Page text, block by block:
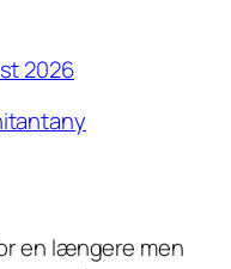
2026
en længere men